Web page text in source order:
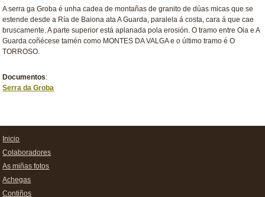
A serra ga Groba é unha cadea de montañas de granito de dúas micas que se
estende desde a Ría de Baiona ata A Guarda, paralela á costa, cara á que cae
bruscamente. A parte superior está aplanada pola erosión. O tramo entre Oia e A
Guarda coñécese tamén como MONTES DA VALGA e o último tramo é O
TORROSO.
Documentos:
Serra da Groba
Inicio
Colaboradores
As miñas fotos
Achegas
Contiños